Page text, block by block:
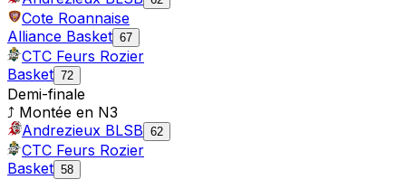
Cote Roannaise
Alliance Basket 67
CTC Feurs Rozier
Basket 72
Demi-finale
⤴ Montée en N3
Andrezieux BLSB 62
CTC Feurs Rozier
Basket 58